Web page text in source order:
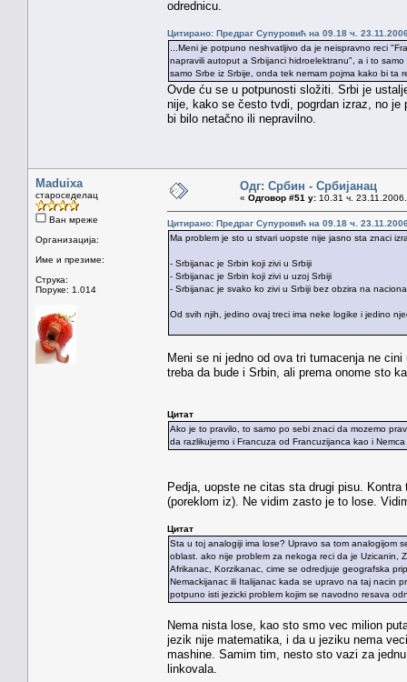
odrednicu.
Цитирано: Предраг Супуровић на 09.18 ч.
...Meni je potpuno neshvatljivo da je neispravno reci
napravili autoput a Srbijanci hidroelektranu", a i to
samo Srbe iz Srbije, onda tek nemam pojma kako bi ta
Ovde ću se u potpunosti složiti. Srbi je
nije, kako se često tvdi, pogrdan izraz, no je
bi bilo netačno ili nepravilno.
Maduixa
староседелац
Ван мреже
Организација:
Име и презиме:
Струка:
Поруке: 1.014
Одг: Србин - Србијанац
« Одговор #51 у: 10.31 ч.
Цитирано: Предраг Супуровић на 09.18 ч.
Ma problem je sto u stvari uopste nije jasno sta znaci
- Srbijanac je Srbin koji zivi u Srbiji
- Srbijanac je Srbin koji zivi u uzoj Srbiji
- Srbijanac je svako ko zivi u Srbiji bez obzira na
Od svih njih, jedino ovaj treci ima neke logike i jedino
Meni se ni jedno od ova tri tumacenja ne
treba da bude i Srbin, ali prema onome sto
Цитат
Ako je to pravilo, to samo po sebi znaci da mozemo
da razlikujemo i Francuza od Francuzijanca kao i
Pedja, uopste ne citas sta drugi pisu.
(poreklom iz). Ne vidim zasto je to lose.
Цитат
Sta u toj analogiji ima lose? Upravo sa tom analogijom
oblast. ako nije problem za nekoga reci da je Uzicanin,
Afrikanac, Korzikanac, cime se odredjuje geografska
Nemackijanac ili Italijanac kada se upravo na taj nacin
potpuno isti jezicki problem kojim se navodno resava
Nema nista lose, kao sto smo vec milion
jezik nije matematika, i da u jeziku nema
mashine. Samim tim, nesto sto vazi za
linkovala.